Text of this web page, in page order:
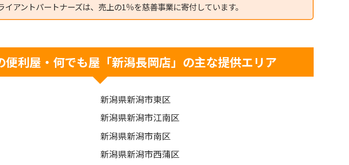
イアントパートナーズは、売上の1％を慈善事業に寄付しています。
便利屋・何でも屋「新潟長岡店」の主な提供エリア
新潟県新潟市東区
新潟県新潟市江南区
新潟県新潟市南区
新潟県新潟市西蒲区